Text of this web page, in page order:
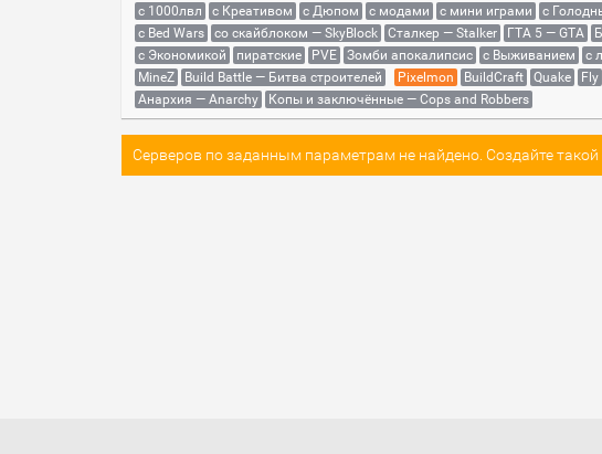
с 1000лвл c Креативом с Дюпом с модами с мини играми с
с Bed Wars
со скайблоком — SkyBlock Сталкер — Stalker ГТА 5 — GTA
с Экономикой
пиратские PVE Зомби апокалипсис с Выживанием с
MineZ
Build Battle — Битва строителей Pixelmon BuildCraft Quake Fly
Анархия — Anarchy
Копы и заключённые — Cops and Robbers
Серверов по заданным параметрам не найдено. Создайте такой